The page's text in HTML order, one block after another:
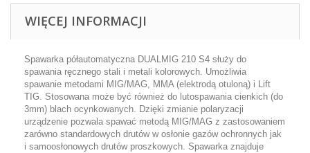
WIĘCEJ INFORMACJI
Spawarka półautomatyczna DUALMIG 210 S4 służy do
spawania ręcznego stali i metali kolorowych. Umożliwia
spawanie metodami MIG/MAG, MMA (elektrodą otuloną) i Lift
TIG. Stosowana może być również do lutospawania cienkich (do
3mm) blach ocynkowanych. Dzięki zmianie polaryzacji
urządzenie pozwala spawać metodą MIG/MAG z zastosowaniem
zarówno standardowych drutów w osłonie gazów ochronnych jak
i samoosłonowych drutów proszkowych. Spawarka znajduje